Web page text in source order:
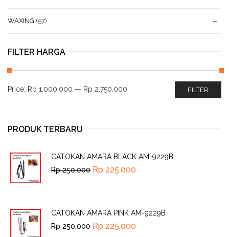
WAXING (57)
FILTER HARGA
FILTER
Price: Rp 1.000.000 — Rp 2.750.000
PRODUK TERBARU
CATOKAN AMARA BLACK AM-9229B
Rp250.000 Rp 225.000
CATOKAN AMARA PINK AM-9229B
Rp250.000 Rp 225.000